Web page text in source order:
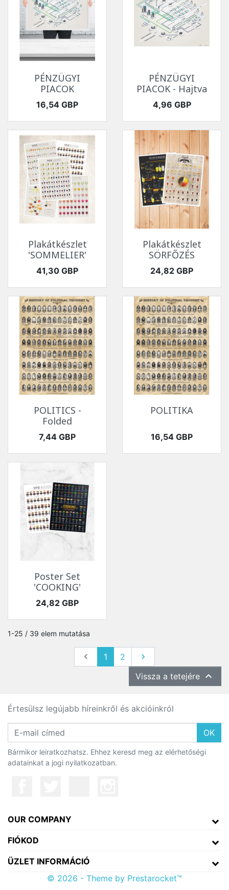
PÉNZÜGYI
PIACOK
Ár
16,54 GBP
PÉNZÜGYI
PIACOK - Hajtva
Ár
4,96 GBP
Plakátkészlet
'SOMMELIER'
Ár
41,30 GBP
Plakátkészlet
SÖRFŐZÉS
Ár
24,82 GBP
POLITICS -
Folded
Ár
7,44 GBP
POLITIKA
Ár
16,54 GBP
Poster Set
'COOKING'
Ár
24,82 GBP
1-25 / 39 elem mutatása
Előző
 1 2 Következő

Vissza a tetejére 
Értesülsz legújabb híreinkről és akcióinkról
OK
Bármikor leiratkozhatsz. Ehhez keresd meg az elérhetőségi
adatainkat a jogi nyilatkozatban.
OUR COMPANY
FIÓKOD
ÜZLET INFORMÁCIÓ
© 2026 - Theme by Prestarocket™